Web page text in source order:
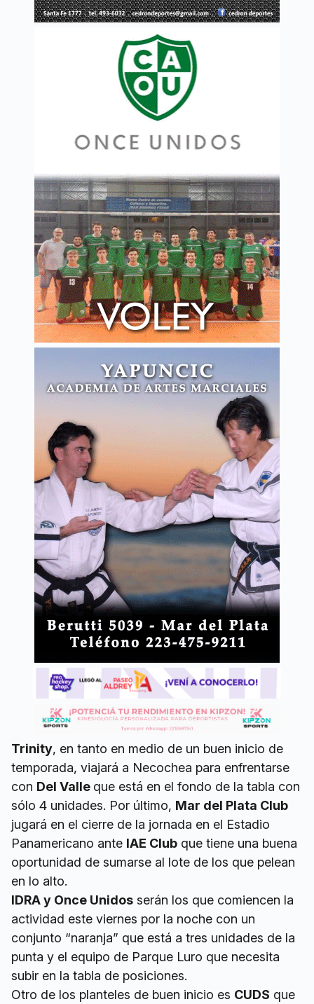
Trinity, en tanto en medio de un buen inicio de
temporada, viajará a Necochea para enfrentarse
con Del Valle que está en el fondo de la tabla con
sólo 4 unidades. Por último, Mar del Plata Club
jugará en el cierre de la jornada en el Estadio
Panamericano ante IAE Club que tiene una buena
oportunidad de sumarse al lote de los que pelean
en lo alto.
IDRA y Once Unidos serán los que comiencen la
actividad este viernes por la noche con un
conjunto “naranja” que está a tres unidades de la
punta y el equipo de Parque Luro que necesita
subir en la tabla de posiciones.
Otro de los planteles de buen inicio es CUDS que